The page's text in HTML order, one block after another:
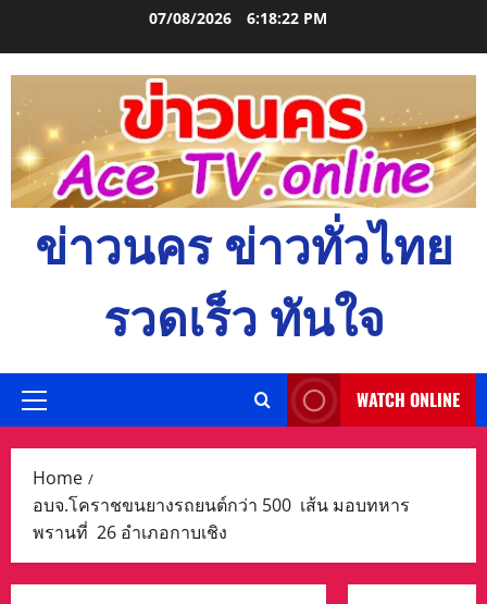
07/08/2026 6:18:24 PM
ข่าวนคร ข่าวทั่วไทย
รวดเร็ว ทันใจ
Primary
WATCH ONLINE
Home
อบจ.โคราชขนยางรถยนต์กว่า 500 เส้น มอบทหาร
พรานที่ 26 อำเภอกาบเชิง